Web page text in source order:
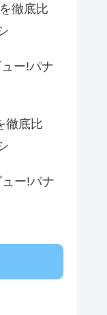
徹底比
ー!パナ
徹底比
ー!パナ